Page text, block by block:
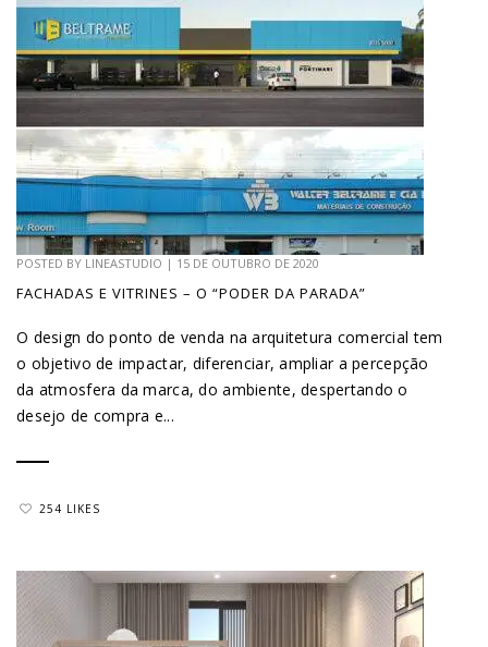
POSTED BY LINEASTUDIO | 15 DE OUTUBRO DE 2020
FACHADAS E VITRINES – O “PODER DA PARADA”
O design do ponto de venda na arquitetura comercial tem
o objetivo de impactar, diferenciar, ampliar a percepção
da atmosfera da marca, do ambiente, despertando o
desejo de compra e...
254 LIKES